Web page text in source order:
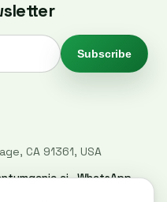
Subscribe
CA 91361, USA
·WhatsApp